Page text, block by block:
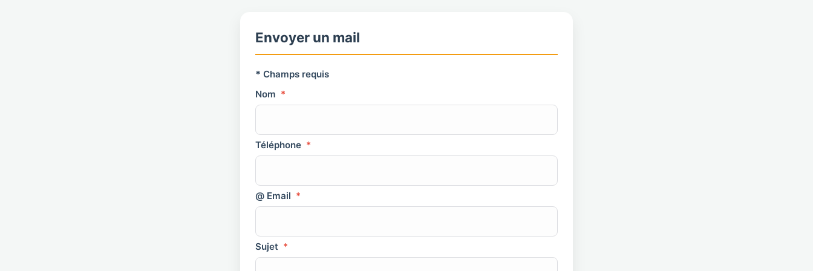
Envoyer un mail
* Champs requis
Nom *
Téléphone *
@ Email *
Sujet *